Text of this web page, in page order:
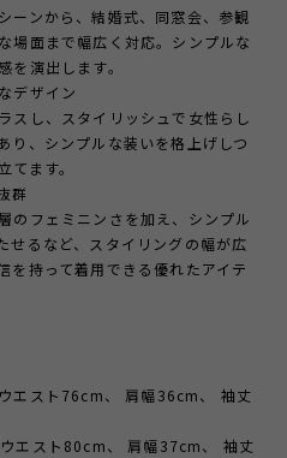
ーンから、結婚式、同窓会、参観
場面まで幅広く対応。シンプルな
を演出します。
デザイン
スし、スタイリッシュで女性らし
り、シンプルな装いを格上げしつ
ます。
群
のフェミニンさを加え、シンプル
せるなど、スタイリングの幅が広
を持って着用できる優れたアイテ
エスト76cm、 肩幅36cm、 袖丈
エスト80cm、 肩幅37cm、 袖丈